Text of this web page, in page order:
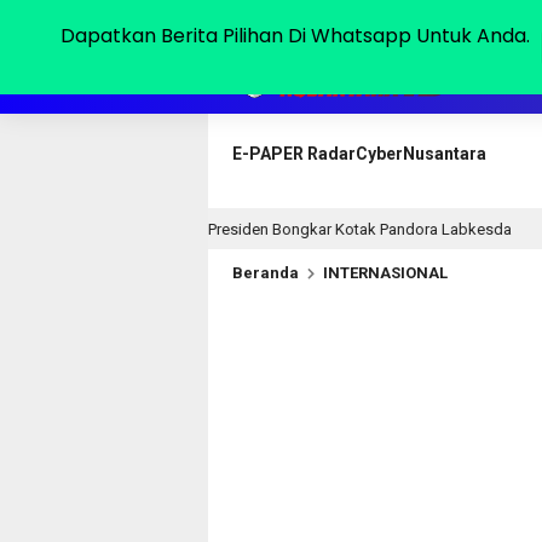
E-PAPER RadarCyberNusantara
Presiden Bongkar Kotak Pandora Labkesda 16 jam lalu
Beranda INTERNASIONAL
Dapatkan Berita Pilihan Di Whatsapp Untuk Anda.